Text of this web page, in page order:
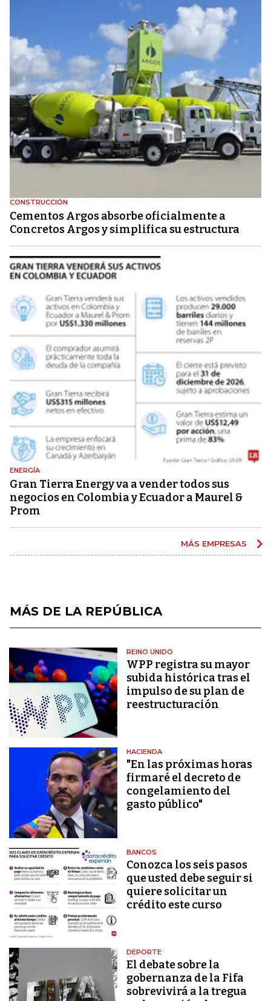
CONSTRUCCIÓN
Cementos Argos absorbe oficialmente a
Concretos Argos y simplifica su estructura
ENERGÍA
Gran Tierra Energy va a vender todos sus
negocios en Colombia y Ecuador a Maurel &
Prom
MÁS EMPRESAS
MÁS DE LA REPÚBLICA
REINO UNIDO
WPP registra su mayor
subida histórica tras el
impulso de su plan de
reestructuración
HACIENDA
"En las próximas horas
firmaré el decreto de
congelamiento del
gasto público"
BANCOS
Conozca los seis pasos
que usted debe seguir si
quiere solicitar un
crédito este curso
DEPORTE
El debate sobre la
gobernanza de la Fifa
sobrevivirá a la tregua